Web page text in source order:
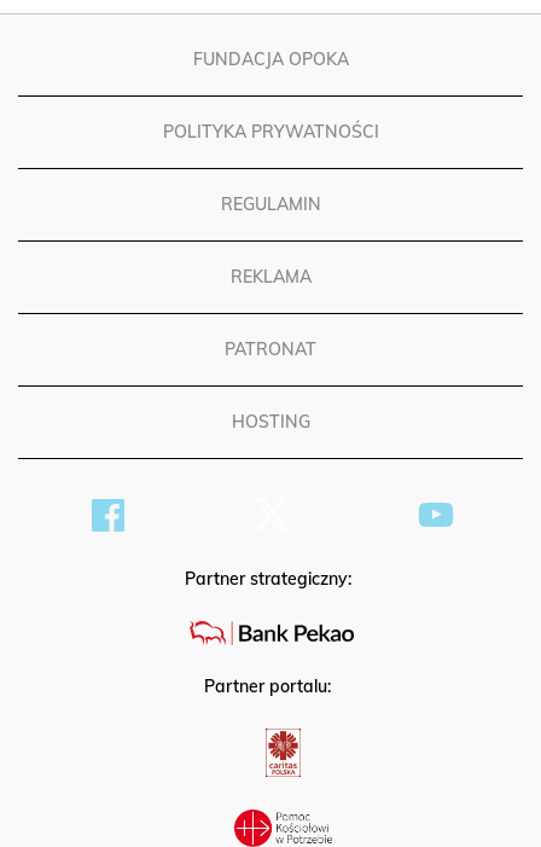
FUNDACJA OPOKA
POLITYKA PRYWATNOŚCI
REGULAMIN
REKLAMA
PATRONAT
HOSTING
Partner strategiczny:
Partner portalu: